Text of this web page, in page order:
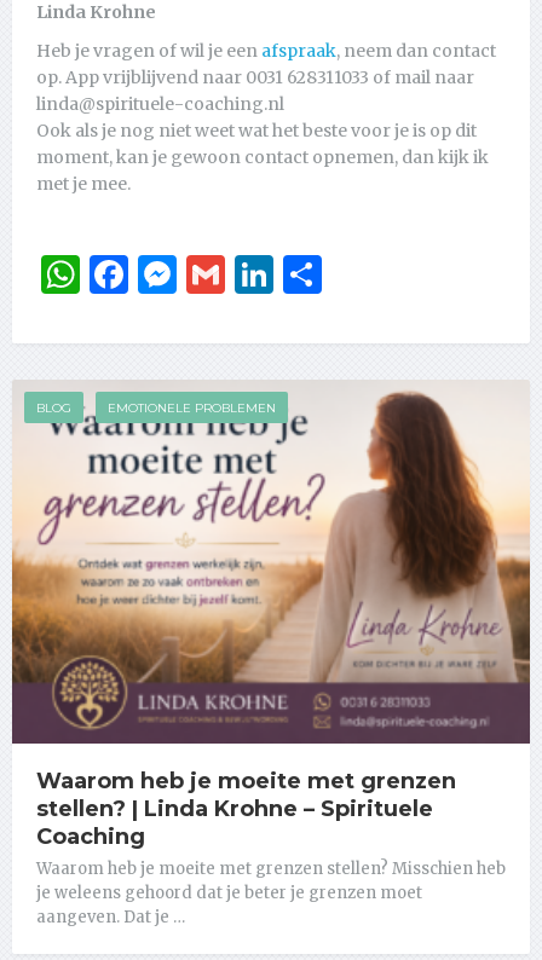
Linda Krohne
Heb je vragen of wil je een afspraak, neem dan contact
op. App vrijblijvend naar 0031 628311033 of mail naar
linda@spirituele-coaching.nl
Ook als je nog niet weet wat het beste voor je is op dit
moment, kan je gewoon contact opnemen, dan kijk ik
met je mee.
WhatsApp
Facebook
Messenger
GmailLinkedIn
BLOG EMOTIONELE PROBLEMEN
Waarom heb je moeite met grenzen
stellen? | Linda Krohne – Spirituele
Coaching
Waarom heb je moeite met grenzen stellen? Misschien heb
je weleens gehoord dat je beter je grenzen moet
aangeven. Dat je …